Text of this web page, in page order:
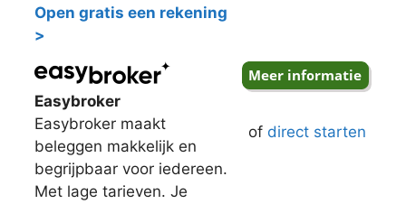
Open gratis een rekening
>
Easybroker
Easybroker maakt
beleggen makkelijk en
begrijpbaar voor iedereen.
Met lage tarieven. Je
of direct starten